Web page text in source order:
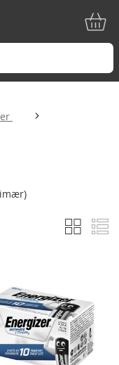
Vis
som
Gitter